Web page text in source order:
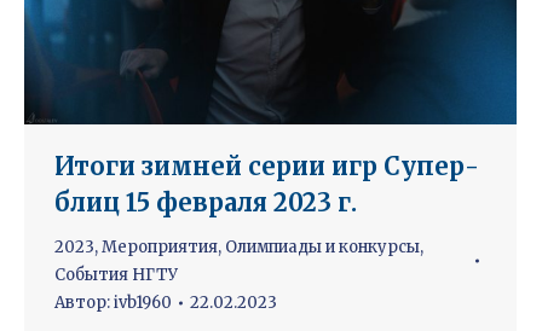
Итоги зимней серии игр Супер-
блиц 15 февраля 2023 г.
2023,Мероприятия, Олимпиады и конкурсы,
События НГТУ
Автор:ivb1960 22.02.2023